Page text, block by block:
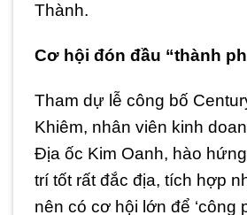
Thành.
Cơ hội đón đầu “thành
Tham dự lễ công bố
Khiêm, nhân viên kinh
Địa ốc Kim Oanh, hào
trí tốt rất đắc địa, tích hợp
nên có cơ hội lớn để ‘công